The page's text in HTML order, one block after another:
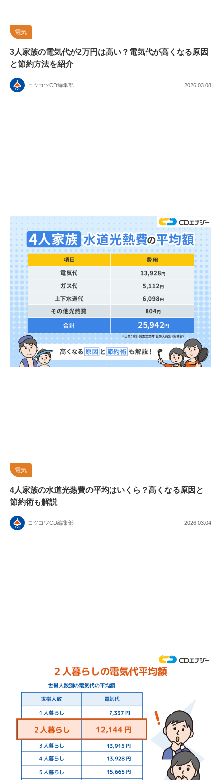
電気
3人家族の電気代が2万円は高い？電気代が高くなる原因
と節約方法を紹介
コツコツCD編集部 2026.03.08
電気
4人家族の水道光熱費の平均はいくら？高くなる原因と
節約術も解説
コツコツCD編集部 2026.03.04